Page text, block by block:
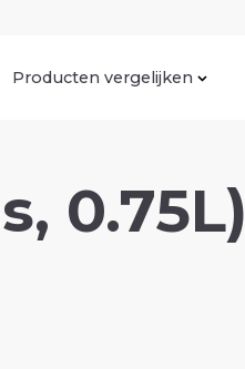
Producten vergelijken
0.75L)